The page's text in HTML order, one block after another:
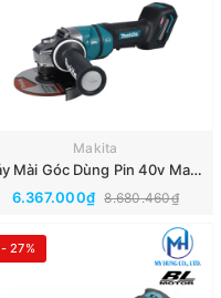
Makita
Máy Mài Góc Dùng Pin 40v Makita GA050GZ(Thân Máy)(BL)
6.367.000₫ 8.680.460₫
- 27%